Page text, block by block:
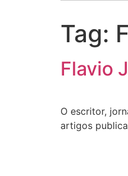
Tag:
Flavio
O escritor,
artigos